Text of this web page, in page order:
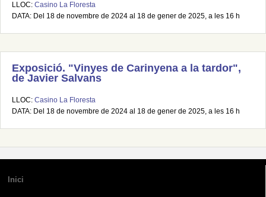
LLOC: Casino La Floresta
DATA: Del 18 de novembre de 2024 al 18 de gener de 2025, a les 16 h
Exposició. "Vinyes de Carinyena a la tardor",
de Javier Salvans
LLOC: Casino La Floresta
DATA: Del 18 de novembre de 2024 al 18 de gener de 2025, a les 16 h
Inici